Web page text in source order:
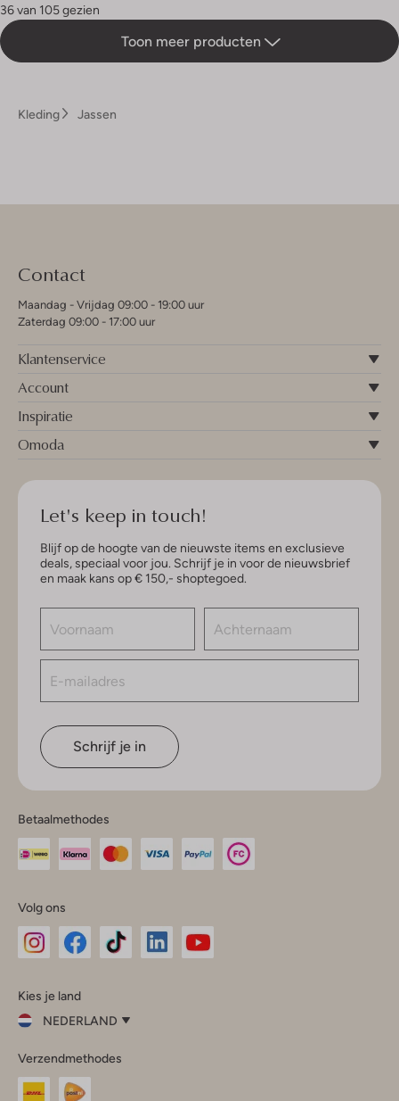
36 van 105 gezien
Toon meer producten
Kleding Jassen
Contact
Maandag - Vrijdag 09:00 - 19:00 uur
Zaterdag 09:00 - 17:00 uur
Klantenservice
Account
Inspiratie
Omoda
Let's keep in touch!
Blijf op de hoogte van de nieuwste items en exclusieve
deals, speciaal voor jou. Schrijf je in voor de nieuwsbrief
en maak kans op € 150,- shoptegoed.
Schrijf je in
Betaalmethodes
Volg ons
InstagramFacebook
Kies je land
NEDERLAND
je
land
Verzendmethodes